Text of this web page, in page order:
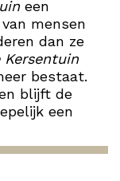
een
mensen
dan ze
Kersentuin
bestaat.
blijft de
een